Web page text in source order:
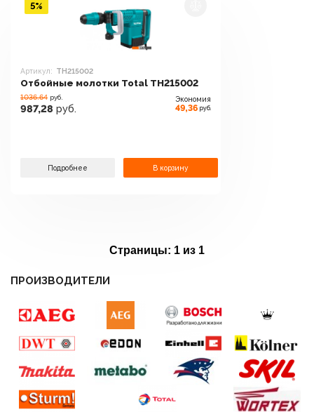
Артикул: TH215002
Отбойные молотки Total TH215002
1036.64 руб.
987,28 руб.
Экономия
49,36 руб.
Подробнее В корзину
5%
Страницы: 1 из 1
ПРОИЗВОДИТЕЛИ